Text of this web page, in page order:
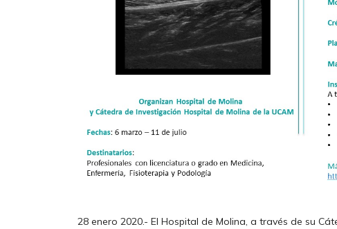
28 enero 2020.- El Hospital de Molina, a través de su